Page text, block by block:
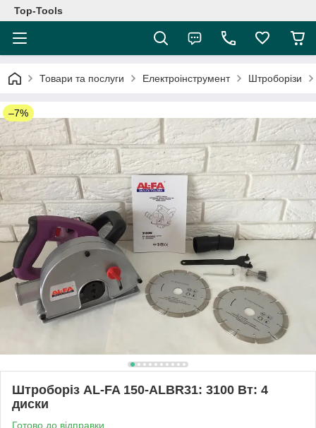
Top-Tools
Товари та послуги Електроінструмент Штроборізи
–7%
Штроборіз AL-FA 150-ALBR31: 3100 Вт: 4
диски
Готово до відправки